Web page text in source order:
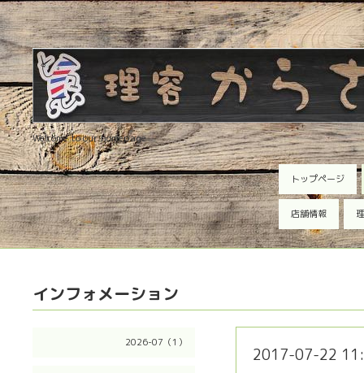
Welcome to our homepage
トップページ
店舗情報
2026-07（1）
インフォメーション
2017-07-22